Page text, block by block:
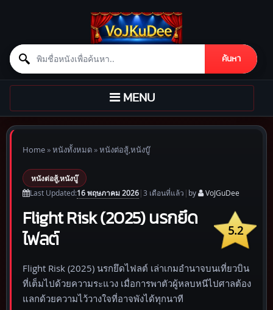
Search for:
ค้นหา
Skip to content
TOGGLE
NAVIGATION
MENU
Home»หนังทั้งหมด»หนังต่อสู้,หนังบู๊
หนังต่อสู้,หนังบู๊
Last Updated:16 พฤษภาคม 2026|3 เดือนที่แล้ว | by VoJGuDee
5.2
Flight Risk (2025) นรกยึด
ไฟลต์
Flight Risk (2025) นรกยึดไฟลต์ เล่าเกมอำนาจบนเที่ยวบิน
ที่เต็มไปด้วยความระแวง เมื่อการพาตัวผู้หลบหนีไปศาลต้อง
แลกด้วยความไว้วางใจที่อาจพังได้ทุกนาที